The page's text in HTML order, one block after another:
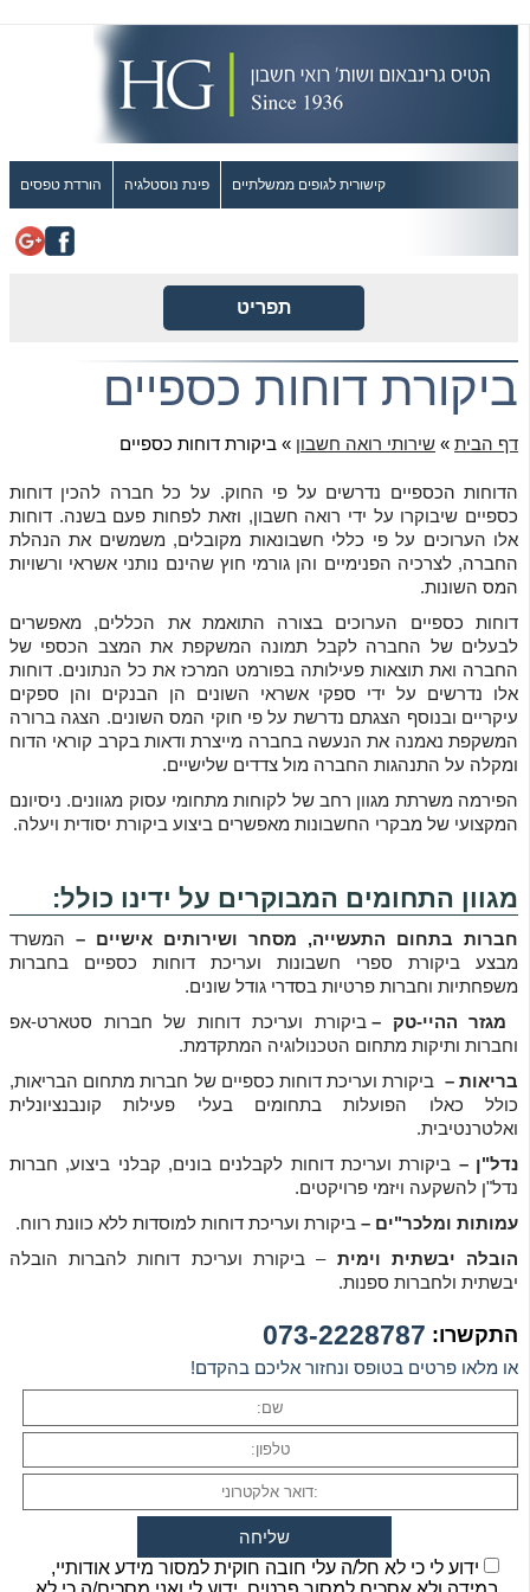
הורדת טפסים פינת נוסטלגיה קישורית לגופים ממשלתיים
תפריט
ביקורת דוחות כספיים
דף הבית» שירותי רואה חשבון» ביקורת דוחות כספיים
הדוחות הכספיים נדרשים על פי החוק. על כל חברה להכין דוחות
כספיים שיבוקרו על ידי רואה חשבון, וזאת לפחות פעם בשנה. דוחות
אלו הערוכים על פי כללי חשבונאות מקובלים, משמשים את הנהלת
החברה, לצרכיה הפנימיים והן גורמי חוץ שהינם נותני אשראי ורשויות
המס השונות.
דוחות כספיים הערוכים בצורה התואמת את הכללים, מאפשרים
לבעלים של החברה לקבל תמונה המשקפת את המצב הכספי של
החברה ואת תוצאות פעילותה בפורמט המרכז את כל הנתונים. דוחות
אלו נדרשים על ידי ספקי אשראי השונים הן הבנקים והן ספקים
עיקריים ובנוסף הצגתם נדרשת על פי חוקי המס השונים. הצגה ברורה
המשקפת נאמנה את הנעשה בחברה מייצרת ודאות בקרב קוראי הדוח
ומקלה על התנהגות החברה מול צדדים שלישיים.
הפירמה משרתת מגוון רחב של לקוחות מתחומי עסוק מגוונים. ניסיונם
המקצועי של מבקרי החשבונות מאפשרים ביצוע ביקורת יסודית ויעלה.
מגוון התחומים המבוקרים על ידינו כולל:
חברות בתחום התעשייה, מסחר ושירותים אישיים –המשרד
מבצע ביקורת ספרי חשבונות ועריכת דוחות כספיים בחברות
משפחתיות וחברות פרטיות בסדרי גודל שונים.
מגזר ההיי-טק –ביקורת ועריכת דוחות של חברות סטארט-אפ
וחברות ותיקות מתחום הטכנולוגיה המתקדמת.
בריאות –ביקורת ועריכת דוחות כספיים של חברות מתחום הבריאות,
כולל כאלו הפועלות בתחומים בעלי פעילות קונבנציונלית
ואלטרנטיבית.
נדל"ן –ביקורת ועריכת דוחות לקבלנים בונים, קבלני ביצוע, חברות
נדל"ן להשקעה ויזמי פרויקטים.
עמותות ומלכר"ים –ביקורת ועריכת דוחות למוסדות ללא כוונת רווח.
הובלה יבשתית וימית– ביקורת ועריכת דוחות להברות הובלה
יבשתית ולחברות ספנות.
התקשרו: 073-2228787
או מלאו פרטים בטופס ונחזור אליכם בהקדם!
ידוע לי כי לא חל/ה עלי חובה חוקית למסור מידע אודותיי,